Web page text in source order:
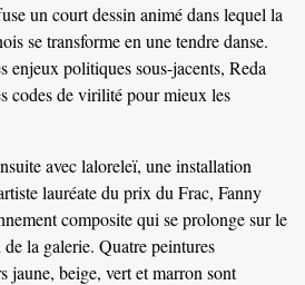
un court dessin animé dans lequel la
se transforme en une tendre danse.
enjeux politiques sous-jacents, Reda
codes de virilité pour mieux les
avec laloreleï, une installation
lauréate du prix du Frac, Fanny
composite qui se prolonge sur le
la galerie. Quatre peintures
jaune, beige, vert et marron sont